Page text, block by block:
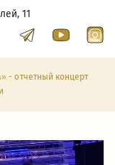
11
- отчетный концерт